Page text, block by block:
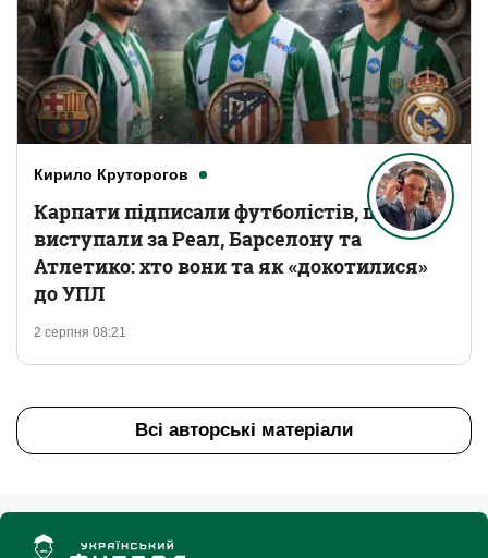
Кирило Круторогов
2 серпня 08:21
Карпати підписали футболістів, що
виступали за Реал, Барселону та
Атлетико: хто вони та як «докотилися»
до УПЛ
Всі авторські матеріали